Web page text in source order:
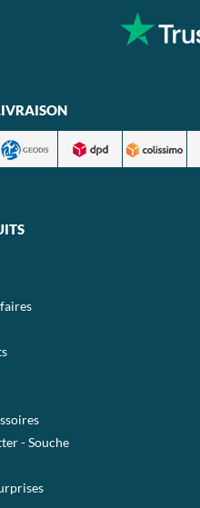
- Souche